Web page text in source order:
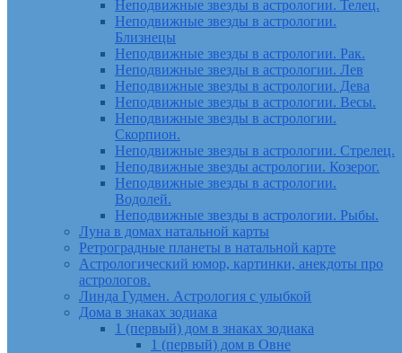
Неподвижные звезды в астрологии. Телец.
Неподвижные звезды в астрологии.
Близнецы
Неподвижные звезды в астрологии. Рак.
Неподвижные звезды в астрологии. Лев
Неподвижные звезды в астрологии. Дева
Неподвижные звезды в астрологии. Весы.
Неподвижные звезды в астрологии.
Скорпион.
Неподвижные звезды в астрологии. Стрелец.
Неподвижные звезды астрологии. Козерог.
Неподвижные звезды в астрологии.
Водолей.
Неподвижные звезды в астрологии. Рыбы.
Луна в домах натальной карты
Ретроградные планеты в натальной карте
Астрологический юмор, картинки, анекдоты про
астрологов.
Линда Гудмен. Астрология с улыбкой
Дома в знаках зодиака
1 (первый) дом в знаках зодиака
1 (первый) дом в Овне